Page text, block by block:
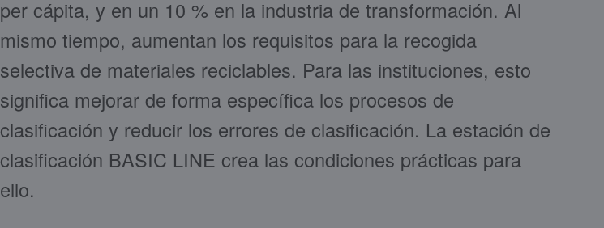
per cápita, y en un 10 % en la industria de transformación. Al
mismo tiempo, aumentan los requisitos para la recogida
selectiva de materiales reciclables. Para las instituciones, esto
significa mejorar de forma específica los procesos de
clasificación y reducir los errores de clasificación. La estación de
clasificación BASIC LINE crea las condiciones prácticas para
ello.